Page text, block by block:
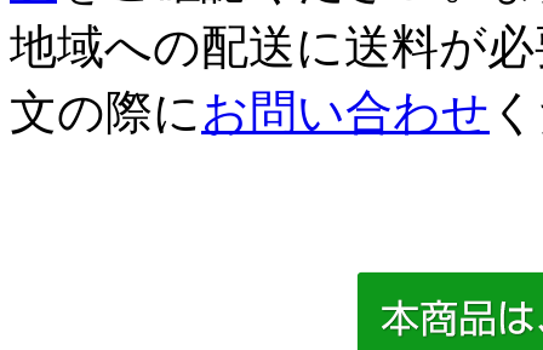
地域への配送に送料が
文の際に お問い合わせ